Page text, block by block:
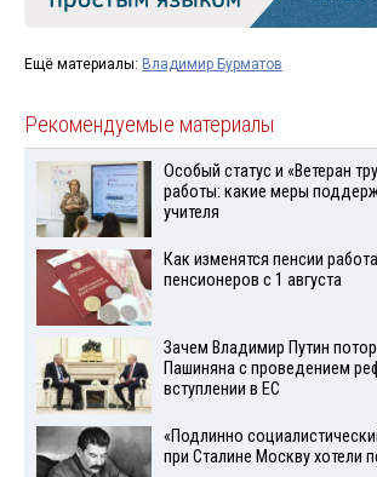
Ещё материалы: Владимир Бурматов
Рекомендуемые материалы
Особый статус и «Ветеран
работы: какие меры
учителя
Как изменятся пенсии
пенсионеров с 1 августа
Зачем Владимир Путин
Пашиняна с проведением
вступлении в ЕС
«Подлинно
при Сталине Москву хотели